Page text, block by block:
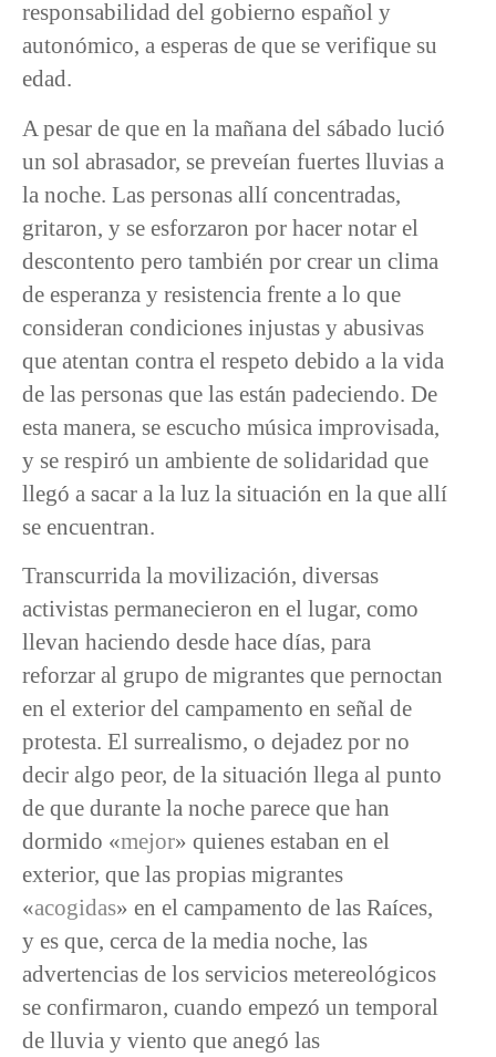
responsabilidad del gobierno español y
autonómico, a esperas de que se verifique su
edad.
A pesar de que en la mañana del sábado lució
un sol abrasador, se preveían fuertes lluvias a
la noche. Las personas allí concentradas,
gritaron, y se esforzaron por hacer notar el
descontento pero también por crear un clima
de esperanza y resistencia frente a lo que
consideran condiciones injustas y abusivas
que atentan contra el respeto debido a la vida
de las personas que las están padeciendo. De
esta manera, se escucho música improvisada,
y se respiró un ambiente de solidaridad que
llegó a sacar a la luz la situación en la que allí
se encuentran.
Transcurrida la movilización, diversas
activistas permanecieron en el lugar, como
llevan haciendo desde hace días, para
reforzar al grupo de migrantes que pernoctan
en el exterior del campamento en señal de
protesta. El surrealismo, o dejadez por no
decir algo peor, de la situación llega al punto
de que durante la noche parece que han
dormido «mejor» quienes estaban en el
exterior, que las propias migrantes
«acogidas» en el campamento de las Raíces,
y es que, cerca de la media noche, las
advertencias de los servicios metereológicos
se confirmaron, cuando empezó un temporal
de lluvia y viento que anegó las